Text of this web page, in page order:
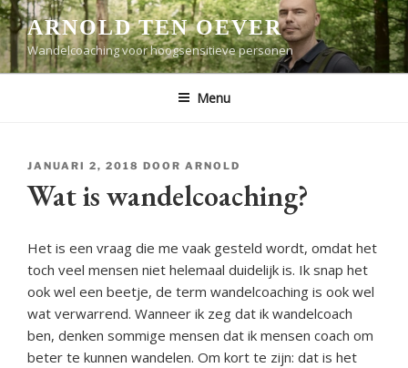
Ga
naar
de
inhoud
ARNOLD TEN OEVER
Wandelcoaching voor hoogsensitieve personen
Menu
GEPLAATST
JANUARI 2, 2018 DOOR ARNOLD
Wat is wandelcoaching?
Het is een vraag die me vaak gesteld wordt, omdat het
toch veel mensen niet helemaal duidelijk is. Ik snap het
ook wel een beetje, de term wandelcoaching is ook wel
wat verwarrend. Wanneer ik zeg dat ik wandelcoach
ben, denken sommige mensen dat ik mensen coach om
beter te kunnen wandelen. Om kort te zijn: dat is het